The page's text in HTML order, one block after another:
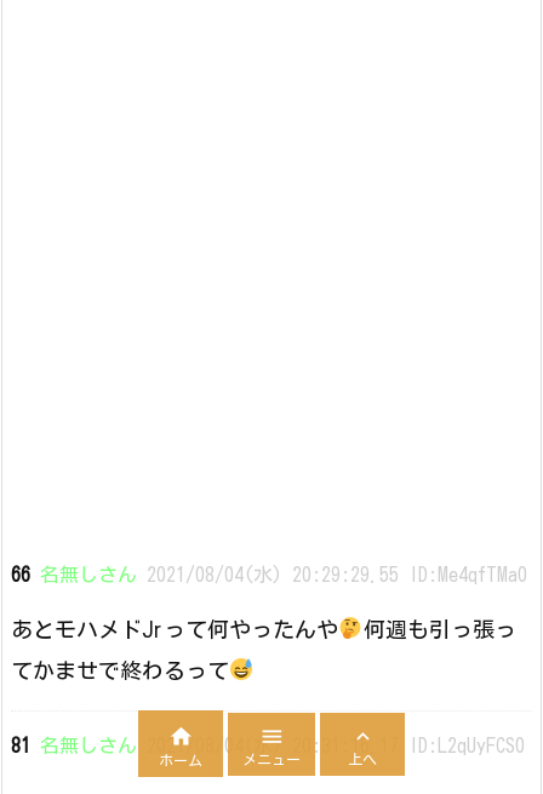
66 名無しさん 2021/08/04(水) 20:29:29.55 ID:Me4qfTMa0
あとモハメドJrって何やったんや
何週も引っ張っ
てかませで終わるって
81 名無しさん 2021/08/04(水) 20:31:16.17 ID:L2qUyFCS0

ホーム

メニュー

上へ